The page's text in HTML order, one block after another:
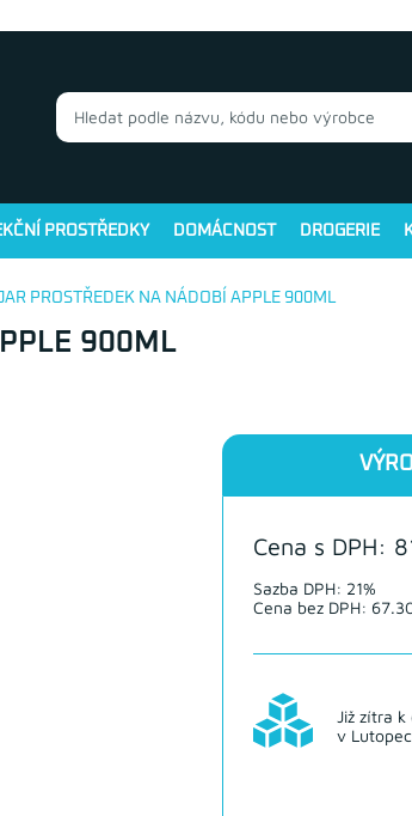
PROSTŘEDKY DOMÁCNOST DROGERIE
PROSTŘEDEK NA NÁDOBÍ APPLE 900ML
900ML
Cena s DPH:
Sazba DPH: 21%
Cena bez DPH:
Již zítra k
v